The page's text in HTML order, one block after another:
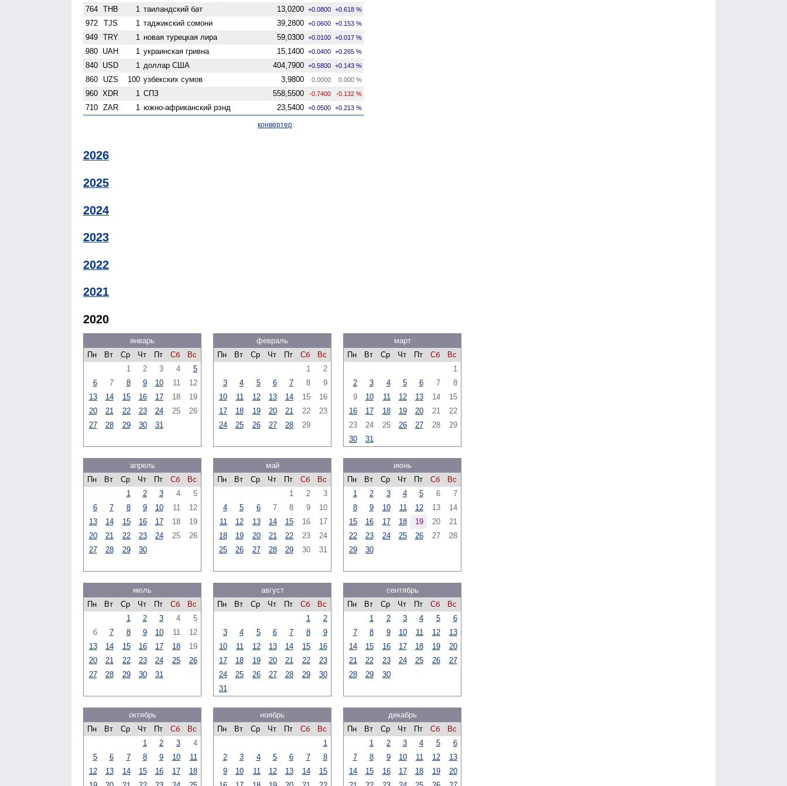
764 THB 1 таиландский бат 13,0200 +0.0800 +0.618 %
972 TJS 1 таджикский сомони 39,2800 +0.0600 +0.153 %
949 TRY 1 новая турецкая лира 59,0300 +0.0100 +0.017 %
980 UAH 1 украинская гривна 15,1400 +0.0400 +0.265 %
840 USD 1 доллар США 404,7900 +0.5800 +0.143 %
860 UZS 100 узбекских сумов 3,9800 0.0000 0.000 %
960 XDR 1 СПЗ 558,5500 -0.7400 -0.132 %
710 ZAR 1 южно-африканский рэнд 23,5400 +0.0500 +0.213 %
конвертер
2026
2025
2024
2023
2022
2021
2020
январь
Пн
Вт Ср Чт Пт Сб
Вс
1
2 3 4
5
6
7 8 9 10 11
12
13
14 15 16 17 18
19
20
21 22 23 24 25
26
27
28 29 30 31
февраль
Пн
Вт Ср Чт Пт Сб
Вс
1
2
3
4 5 6 7 8
9
10
11 12 13 14 15
16
17
18 19 20 21 22
23
24
25 26 27 28 29
март
Пн
Вт Ср Чт Пт Сб
Вс
1
2
3 4 5 6 7
8
9
10 11 12 13 14
15
16
17 18 19 20 21
22
23
24 25 26 27 28
29
30
31
апрель
Пн
Вт Ср Чт Пт Сб
Вс
1
2 3 4
5
6
7 8 9 10 11
12
13
14 15 16 17 18
19
20
21 22 23 24 25
26
27
28 29 30
май
Пн
Вт Ср Чт Пт Сб
Вс
1
2
3
4
5 6 7 8 9
10
11
12 13 14 15 16
17
18
19 20 21 22 23
24
25
26 27 28 29 30 31
июнь
Пн
Вт Ср Чт Пт Сб
Вс
1
2 3 4 5 6
7
8
9 10 11 12 13
14
15
16 17 18 19 20
21
22
23 24 25 26 27
28
29
30
июль
Пн
Вт Ср Чт Пт Сб
Вс
1
2 3 4
5
6
7 8 9 10 11
12
13
14 15 16 17 18
19
20
21 22 23 24 25
26
27
28 29 30 31
август
Пн
Вт Ср Чт Пт Сб
Вс
1
2
3
4 5 6 7 8
9
10
11 12 13 14 15
16
17
18 19 20 21 22
23
24
25 26 27 28 29
30
31
сентябрь
Пн
Вт Ср Чт Пт Сб
Вс
1
2 3 4 5
6
7
8 9 10 11 12
13
14
15 16 17 18 19
20
21
22 23 24 25 26
27
28
29 30
октябрь
Пн
Вт Ср Чт Пт Сб
Вс
1
2 3
4
5
6 7 8 9 10
11
12
13 14 15 16 17
18
ноябрь
Пн
Вт Ср Чт Пт Сб
Вс
1
2
3 4 5 6 7
8
9
10 11 12 13 14
15
декабрь
Пн
Вт Ср Чт Пт Сб
Вс
1
2 3 4 5
6
7
8 9 10 11 12
13
14
15 16 17 18 19
20